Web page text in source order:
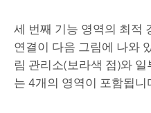
세 번째 기능 영역의 최적
연결이 다음 그림에 나와
림 관리소(보라색 점)와
는 4개의 영역이 포함됩니